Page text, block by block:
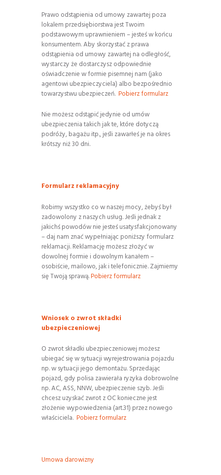
Prawo odstąpienia od umowy zawartej poza
lokalem przedsiębiorstwa jest Twoim
podstawowym uprawnieniem – jesteś w końcu
konsumentem. Aby skorzystać z prawa
odstąpienia od umowy zawartej na odległość,
wystarczy że dostarczysz odpowiednie
oświadczenie w formie pisemnej nam (jako
agentowi ubezpieczyciela) albo bezpośrednio
towarzystwu ubezpieczeń. Pobierz formularz
Nie możesz odstąpić jedynie od umów
ubezpieczenia takich jak te, które dotyczą
podróży, bagażu itp., jeśli zawarłeś je na okres
krótszy niż 30 dni.
Formularz reklamacyjny
Robimy wszystko co w naszej mocy, żebyś był
zadowolony z naszych usług. Jeśli jednak z
jakichś powodów nie jesteś usatysfakcjonowany
– daj nam znać wypełniając poniższy formularz
reklamacji. Reklamację możesz złożyć w
dowolnej formie i dowolnym kanałem –
osobiście, mailowo, jak i telefonicznie. Zajmiemy
się Twoją sprawą.Pobierz formularz
Wniosek o zwrot składki
ubezpieczeniowej
O zwrot składki ubezpieczeniowej możesz
ubiegać się w sytuacji wyrejestrowania pojazdu
np. w sytuacji jego demontażu. Sprzedając
pojazd, gdy polisa zawierała ryzyka dobrowolne
np. AC, ASS, NNW, ubezpieczenie szyb. Jeśli
chcesz uzyskać zwrot z OC konieczne jest
złożenie wypowiedzenia (art.31) przez nowego
właściciela. Pobierz formularz
Umowa darowizny